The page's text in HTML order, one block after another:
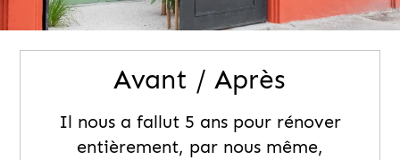
Avant / Après
Il nous a fallut 5 ans pour rénover
entièrement, par nous même,